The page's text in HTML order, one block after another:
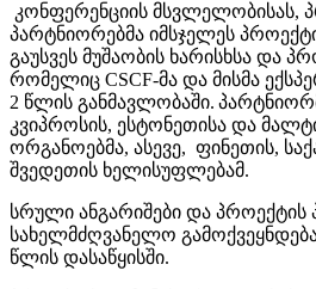
კონფერენციის მსვლელობისას,
პარტნიორებმა იმსჯელეს
გაუსვეს მუშაობის ხარისხსა და
რომელიც CSCF-მა და მისმა
2 წლის განმავლობაში.
კვიპროსის, ესტონეთისა და
ორგანოებმა, ასევე, ფინეთის,
შვედეთის ხელისუფლებამ.
სრული ანგარიშები და პროექტის
სახელმძღვანელო გამოქვეყნდება
წლის დასაწყისში.